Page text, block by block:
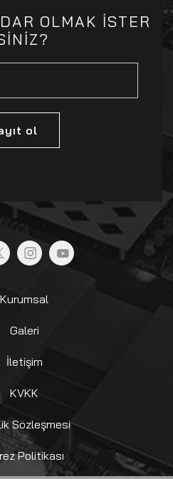
OLMAK İSTER
ol
Kurumsal
Galeri
İletişim
KVKK
Sözleşmesi
Politikası